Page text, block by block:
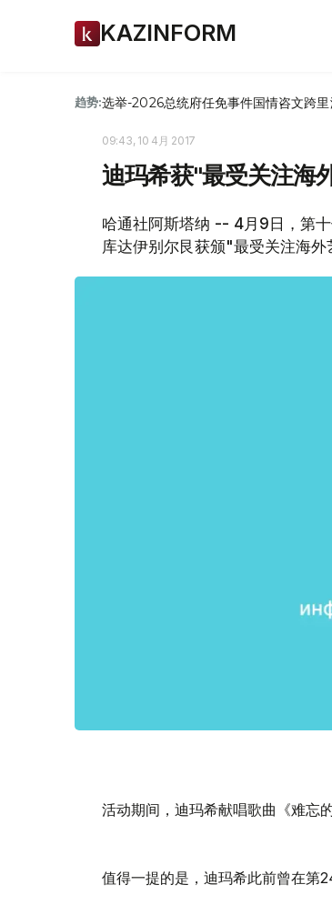
KAZINFORM
趋势:选举-2026总统府任免事件国情咨文跨
09:43, 10 4月 2017
迪玛希获"最受关注海
哈通社阿斯塔纳 -- 4月9日，第
库达伊别尔艮获颁"最受关注海外
活动期间，迪玛希献唱歌曲《难忘
值得一提的是，迪玛希此前曾在第